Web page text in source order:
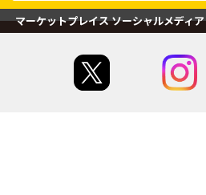
マーケットプレイス ソーシャルメディア